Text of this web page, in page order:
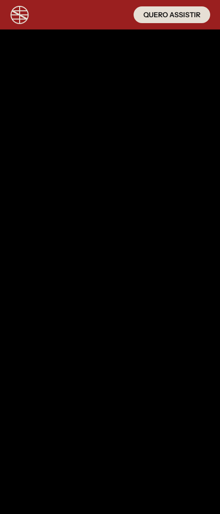
QUERO ASSISTIR